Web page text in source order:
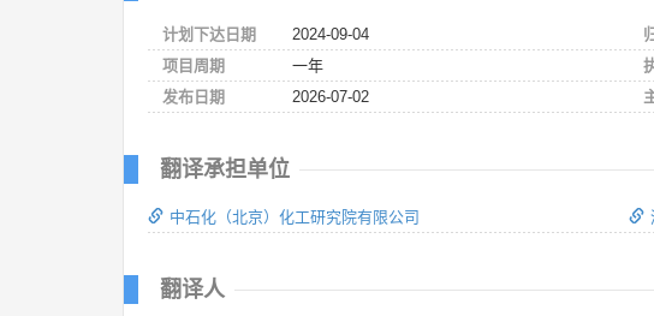
计划下达日期
2024-09-04
项目周期
一年
发布日期
2026-07-02
翻译承担单位
中石化（北京）化工研究院有限公司
翻译人